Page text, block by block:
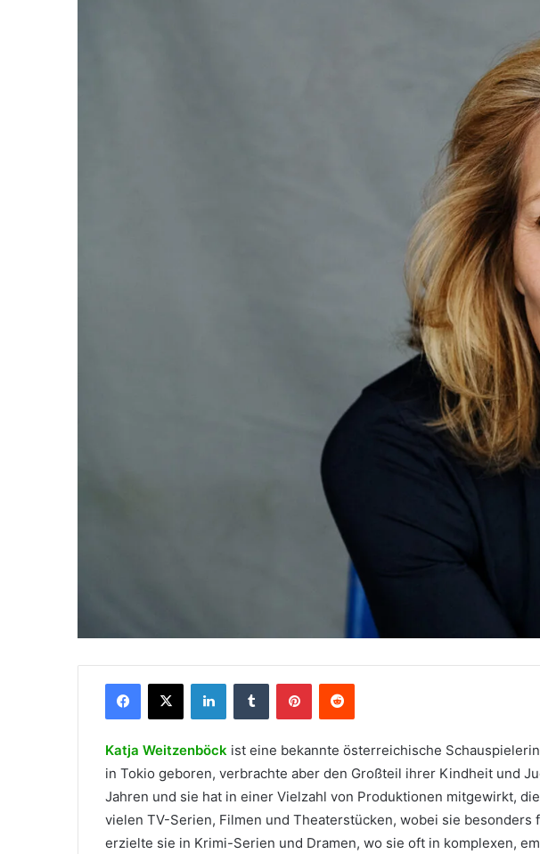
Facebook
X LinkedInTumblr PinterestReddit
Katja Weitzenböck ist eine bekannte österreichische
in Tokio geboren, verbrachte aber den Großteil ihrer Kindheit und
Jahren und sie hat in einer Vielzahl von Produktionen mitgewirkt,
vielen TV-Serien, Filmen und Theaterstücken, wobei sie
erzielte sie in Krimi-Serien und Dramen, wo sie oft in komplexen,